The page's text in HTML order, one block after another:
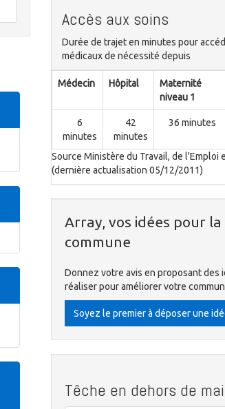
Accès aux soins
Durée de trajet en minutes pour
médicaux de nécessité depuis
Médecin Hôpital
Maternité
niveau 1
6
minutes
42
minutes
36 minutes
Source Ministère du Travail, de l'Emploi
(dernière actualisation 05/12/2011)
Array, vos idées pour la
commune
Donnez votre avis en proposant des
réaliser pour améliorer votre
Soyez le premier à déposer une
Têche en dehors de